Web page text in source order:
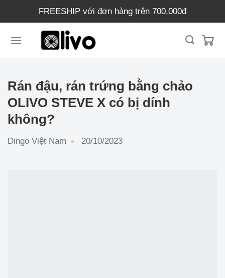
dung
FREESHIP với đơn hàng trên 700,000đ
Rán đậu, rán trứng bằng chảo
OLIVO STEVE X có bị dính
không?
Dingo Việt Nam 20/10/2023